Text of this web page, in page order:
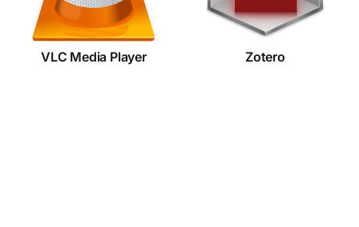
VLC Media Player Zotero